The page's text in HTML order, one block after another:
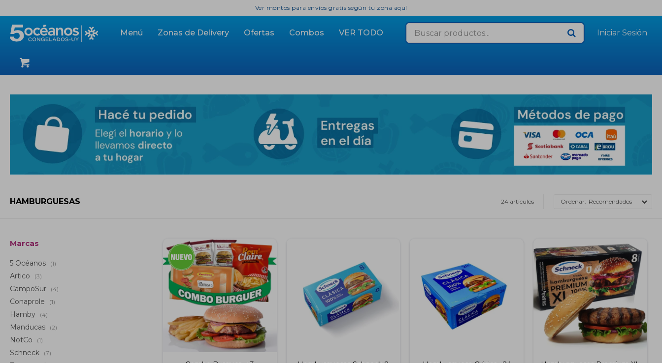
Menú Zonas de Delivery Ofertas Combos VER TODO
Ver montos para envíos gratis según tu zona aquí
HAMBURGUESAS 24 artículos Recomendados
Marcas
5 Océanos (1)
Artico (3)
CampoSur (4)
Conaprole (1)
Hamby (4)
Manducas (2)
NotCo (1)
Schneck (7)